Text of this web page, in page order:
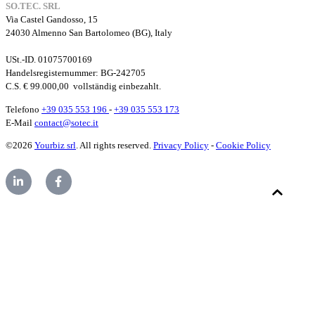
SO.TEC. SRL
Via Castel Gandosso, 15
24030 Almenno San Bartolomeo (BG), Italy
USt.-ID. 01075700169
Handelsregisternummer: BG-242705
C.S. € 99.000,00 vollständig einbezahlt.
Telefono +39 035 553 196 - +39 035 553 173
E-Mail contact@sotec.it
©2026 Yourbiz srl . All rights reserved. Privacy Policy - Cookie Policy